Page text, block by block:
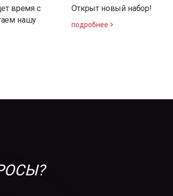
время с
нашу
Открыт новый набор!
подробнее